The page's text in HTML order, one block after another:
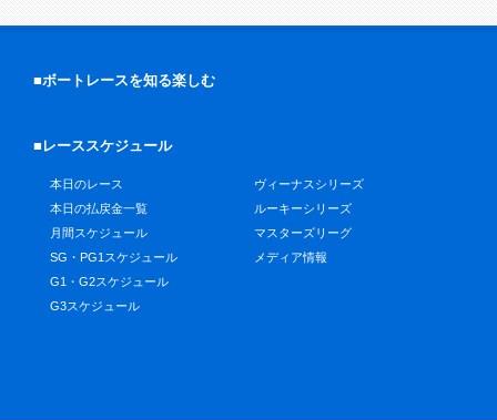
■ボートレースを知る楽しむ
■レーススケジュール
本日のレース
本日の払戻金一覧
月間スケジュール
SG・PG1スケジュール
G1・G2スケジュール
G3スケジュール
ヴィーナスシリーズ
ルーキーシリーズ
マスターズリーグ
メディア情報